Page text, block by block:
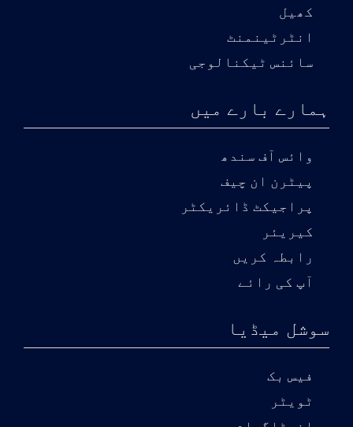
کھیل
انٹرٹینمنٹ
سائنس ٹیکنالوجی
ہمارے بارے میں
وائس آف سندھ
پیٹرن ان چیف
پراجیکٹ ڈائریکٹر
کیریئر
رابطہ کریں
آپ کی رائے
سوشل میڈیا
فیس بک
ٹویٹر